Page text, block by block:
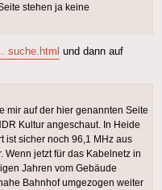
stehen ja keine
suche.html und dann auf
mir auf der hier genannten Seite
Kultur angeschaut. In Heide
ist sicher noch 96,1 MHz aus
Wenn jetzt für das Kabelnetz in
Jahren vom Gebäude
Bahnhof umgezogen weiter